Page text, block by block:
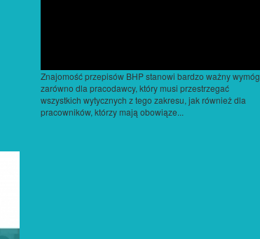
Znajomość przepisów BHP stanowi bardzo ważny wymóg
zarówno dla pracodawcy, który musi przestrzegać
wszystkich wytycznych z tego zakresu, jak również dla
pracowników, którzy mają obowiąze...